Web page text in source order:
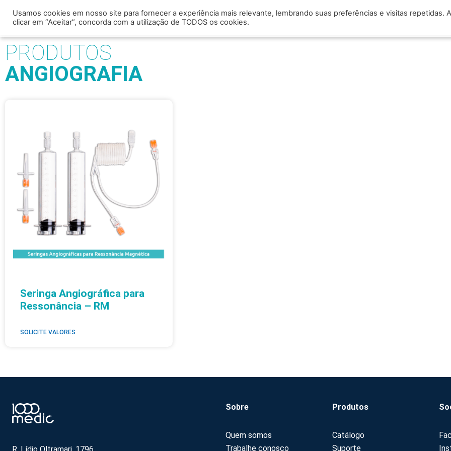
Home Quem somos Assistência Técnica Trabalhe Conosco
PRODUTOS
ANGIOGRAFIA
Seringa Angiográfica para
Ressonância – RM
SOLICITE VALORES
Sobre
Quem somos
Trabalhe conosco
Produtos
Catálogo
Suporte
Usamos cookies em nosso site para fornecer a experiência mais relevante, lembrando suas preferências e visitas repetidas.
clicar em “Aceitar”, concorda com a utilização de TODOS os cookies.